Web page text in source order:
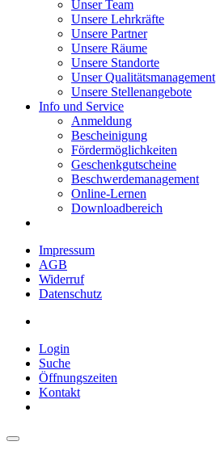
Unser Team
Unsere Lehrkräfte
Unsere Partner
Unsere Räume
Unsere Standorte
Unser Qualitätsmanagement
Unsere Stellenangebote
Info und Service
Anmeldung
Bescheinigung
Fördermöglichkeiten
Geschenkgutscheine
Beschwerdemanagement
Online-Lernen
Downloadbereich
Impressum
AGB
Widerruf
Datenschutz
Login
Suche
Öffnungszeiten
Kontakt